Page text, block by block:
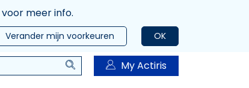
voor meer info.
OK
Verander mijn voorkeuren
Zoeken My Actiris